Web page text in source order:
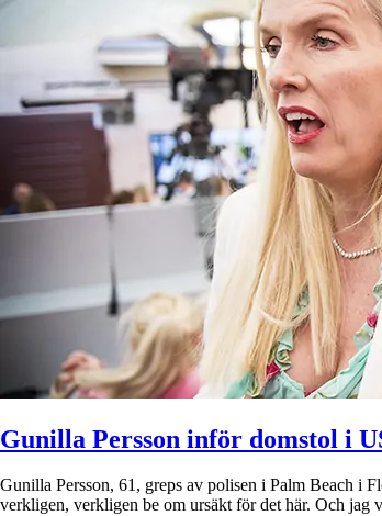
Gunilla Persson inför domstol i
Gunilla Persson, 61, greps av polisen i Palm Beach i
verkligen, verkligen be om ursäkt för det här. Och